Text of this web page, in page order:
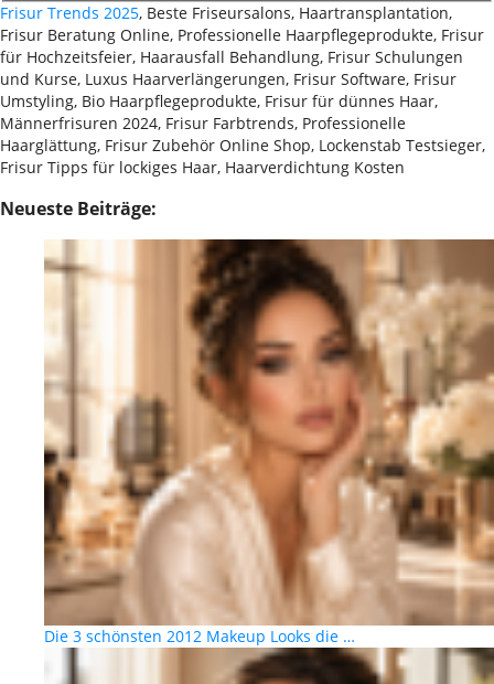
Frisur Trends 2025, Beste Friseursalons, Haartransplantation,
Frisur Beratung Online, Professionelle Haarpflegeprodukte, Frisur
für Hochzeitsfeier, Haarausfall Behandlung, Frisur Schulungen
und Kurse, Luxus Haarverlängerungen, Frisur Software, Frisur
Umstyling, Bio Haarpflegeprodukte, Frisur für dünnes Haar,
Männerfrisuren 2024, Frisur Farbtrends, Professionelle
Haarglättung, Frisur Zubehör Online Shop, Lockenstab Testsieger,
Frisur Tipps für lockiges Haar, Haarverdichtung Kosten
Neueste Beiträge:
Die 3 schönsten 2012 Makeup Looks die …